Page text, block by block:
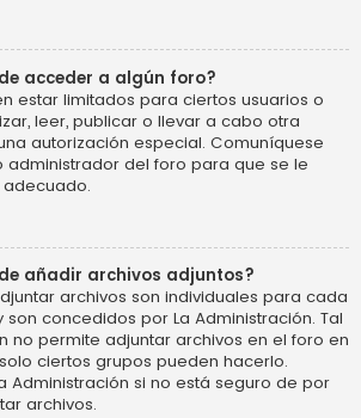
acceder a algún foro?
estar limitados para ciertos usuarios o
leer, publicar o llevar a cabo otra
autorización especial. Comuníquese
del foro para que se le
añadir archivos adjuntos?
archivos son individuales para cada
son concedidos por La Administración. Tal
no permite adjuntar archivos en el foro en
ciertos grupos pueden hacerlo.
Administración si no está seguro de por
archivos.